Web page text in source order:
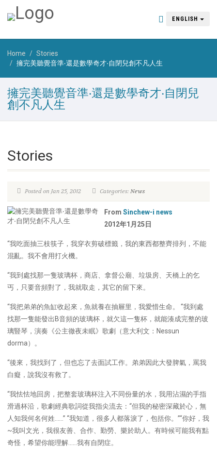
ENGLISH
Home
Stories
擁完美聽覺音準‧還是數學奇才‧自閉兒創不凡人生
擁完美聽覺音準‧還是數學奇才‧自閉兒
創不凡人生
Stories
Posted on Jan 25, 2012 Categories:News
From Sinchew-i news
2012年1月25日
“我吃面抽三枝筷子，我穿衣剪破標籤，我的東西都整齊排列，不能
混亂。我不會用打火機。
“我到處找那一隻玻璃杯，商店、拿督公廟、垃圾房、天橋上的乞
丐，只要音頻對了，我就取走，其它的留下來。
“我把弟弟的魚缸收起來，魚就養在抽屜里，我愛惜生命。 “我到處
找那一隻能發出B音頻的玻璃杯，就欠這一隻杯，就能湊成完整的玻
璃豎琴，演奏《公主徹夜未眠》歌劇（意大利文：Nessun
dorma）。
“後來，我找到了，但也忘了去面試工作。弟弟因此大發脾氣，罵我
白癡，說我沒有救了。
“我怯怯地回房，把整套玻璃杯注入不同份量的水，我用沾濕的手指
滑過杯沿，歌劇經典歌詞從我指尖流去：“但我的秘密深藏於心，無
人知我何名何姓……” “我知道，很多人都落淚了，包括你。”“你好，我
~我叫文光，我很友善、合作、勤勞、樂於助人。有時候可能我有點
奇怪，希望你能理解……我有自閉症。